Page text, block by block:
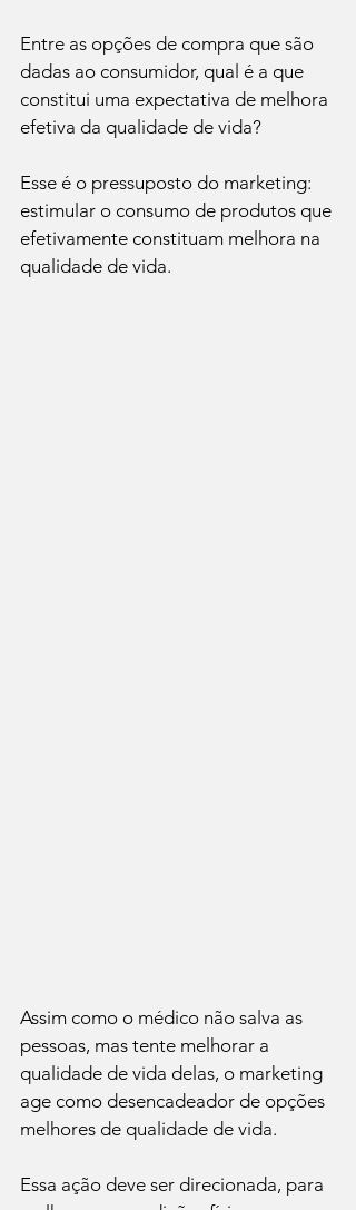
Entre as opções de compra que são
dadas ao consumidor, qual é a que
constitui uma expectativa de melhora
efetiva da qualidade de vida?
Esse é o pressuposto do marketing:
estimular o consumo de produtos que
efetivamente constituam melhora na
Assim como o médico não salva as
pessoas, mas tente melhorar a
qualidade de vida delas, o marketing
age como desencadeador de opções
melhores de qualidade de vida.
Essa ação deve ser direcionada, para